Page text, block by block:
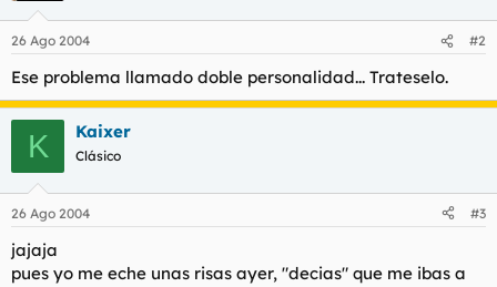
26 Ago 2004 #2
Ese problema llamado doble personalidad... Trateselo.
K Kaixer
Clásico
26 Ago 2004 #3
jajaja
pues yo me eche unas risas ayer, "decias" que me ibas a